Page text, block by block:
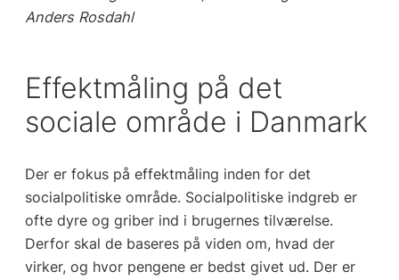
Anders Rosdahl
Effektmåling på det
sociale område i Danmark
Der er fokus på effektmåling inden for det
socialpolitiske område. Socialpolitiske indgreb er
ofte dyre og griber ind i brugernes tilværelse.
Derfor skal de baseres på viden om, hvad der
virker, og hvor pengene er bedst givet ud. Der er